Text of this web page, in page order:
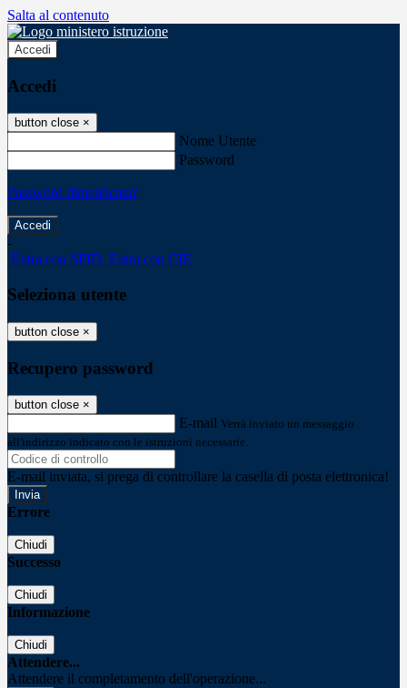
Salta al contenuto
Accedi
Accedi
button close ×
Nome Utente
Password
Password dimenticata?
-
Entra con SPID Entra con CIE
Seleziona utente
button close ×
Recupero password
button close ×
E-mail Verrà inviato un messaggio
all'indirizzo indicato con le istruzioni necessarie.
E-mail inviata, si prega di controllare la casella di posta elettronica!
Errore
Chiudi
Successo
Chiudi
Informazione
Chiudi
Attendere...
Attendere il completamento dell'operazione...